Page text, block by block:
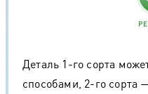
Деталь 1-го сорта
способами, 2-го сорта